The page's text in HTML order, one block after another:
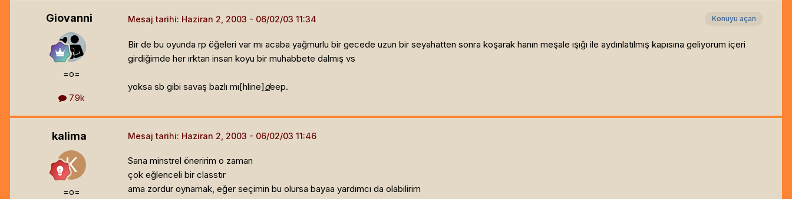
Giovanni
=o=
7.9k
Konuyu açan
Mesaj tarihi: Haziran 2, 2003
Bir de bu oyunda rp öğeleri var mı acaba yağmurlu bir gecede uzun bir seyahatten sonra koşarak hanın meşale ışığı ile aydınlatılmış kapısına geliyorum içeri
girdiğimde her ırktan insan koyu bir muhabbete dalmış vs
yoksa sb gibi savaş bazlı mı[hline]deep.
kalima
=o=
Mesaj tarihi: Haziran 2, 2003
Sana minstrel öneririm o zaman
çok eğlenceli bir classtır
ama zordur oynamak, eğer seçimin bu olursa bayaa yardımcı da olabilirim